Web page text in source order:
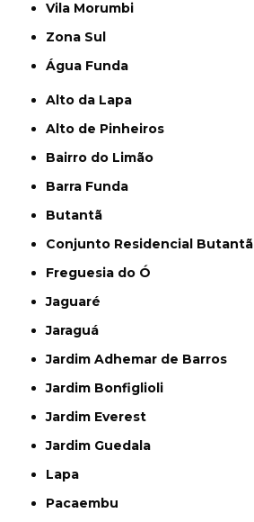
Vila Morumbi
Zona Sul
Água Funda
Alto da Lapa
Alto de Pinheiros
Bairro do Limão
Barra Funda
Butantã
Conjunto Residencial Butantã
Freguesia do Ó
Jaguaré
Jaraguá
Jardim Adhemar de Barros
Jardim Bonfiglioli
Jardim Everest
Jardim Guedala
Lapa
Pacaembu